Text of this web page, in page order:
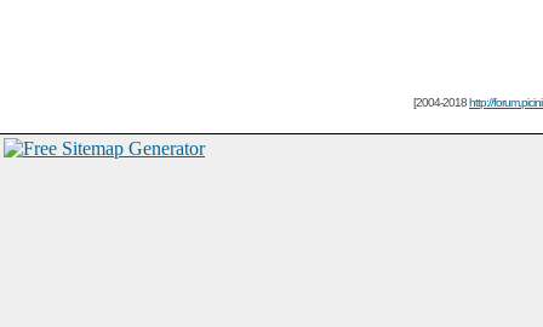
[2004-2018http://